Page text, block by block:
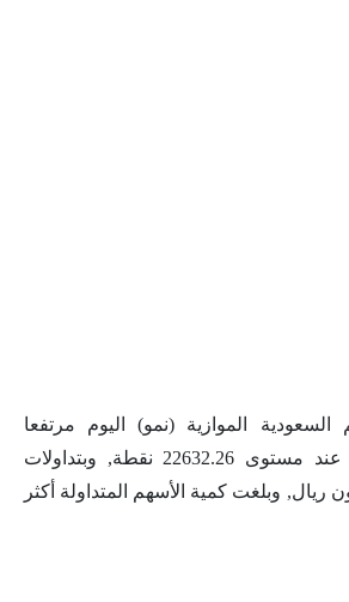
الموازية (نمو) اليوم مرتفعا
225.43 نقطة ليقفل عند مستوى 22632.26 نقطة, وبتداولات
33.3 مليون ريال, وبلغت كمية الأسهم المتداولة أكثر